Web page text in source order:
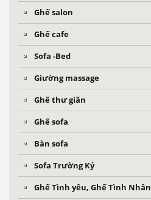
Ghế salon
Ghế cafe
Sofa -Bed
Giường massage
Ghế thư giãn
Ghế sofa
Bàn sofa
Sofa Trường Kỷ
Ghế Tình yêu, Ghế Tình Nhân